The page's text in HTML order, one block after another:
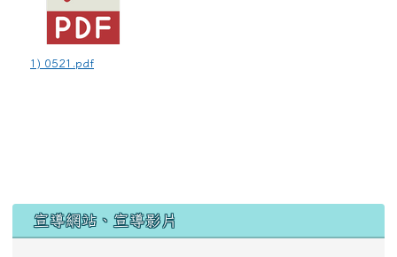
1) 0521.pdf
宣導網站、宣導影片